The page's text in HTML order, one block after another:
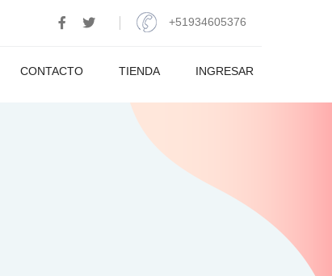
+51934605376
CONTACTO TIENDA INGRESAR